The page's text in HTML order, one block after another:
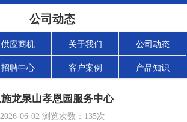
公司动态
供应商机 关于我们 公司动态
招聘中心 客户案例 产品知识
龙泉山孝恩园服务中心
2026-06-02浏览次数： 135次